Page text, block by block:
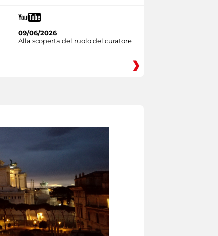
09/06/2026
Alla scoperta del ruolo del curatore